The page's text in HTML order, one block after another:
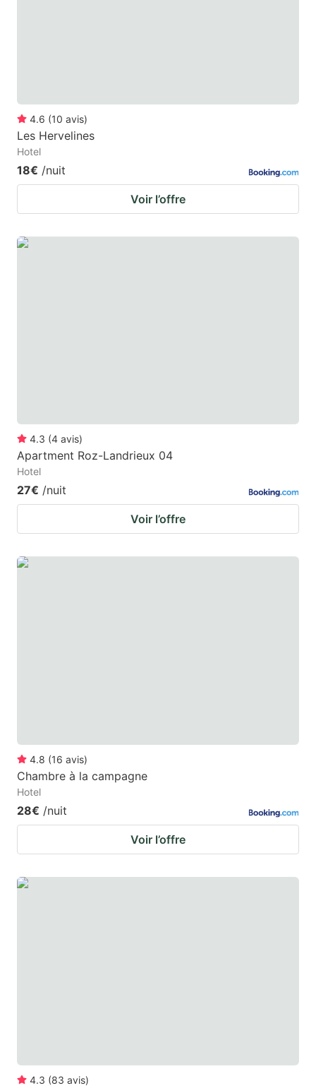
4.6 (10 avis)
Les Hervelines
Hotel
18€ /nuit
Voir l’offre
4.3 (4 avis)
Apartment Roz-Landrieux 04
Hotel
27€ /nuit
Voir l’offre
4.8 (16 avis)
Chambre à la campagne
Hotel
28€ /nuit
Voir l’offre
4.3 (83 avis)